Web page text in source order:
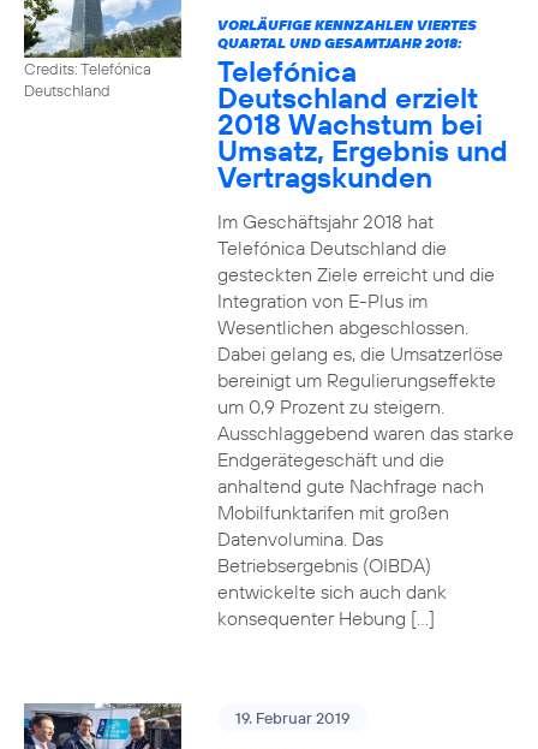
Credits: Telefónica
Deutschland
VORLÄUFIGE KENNZAHLEN VIERTES
QUARTAL UND GESAMTJAHR 2018:
Telefónica
Deutschland erzielt
2018 Wachstum bei
Umsatz, Ergebnis und
Vertragskunden
Im Geschäftsjahr 2018 hat
Telefónica Deutschland die
gesteckten Ziele erreicht und die
Integration von E-Plus im
Wesentlichen abgeschlossen.
Dabei gelang es, die Umsatzerlöse
bereinigt um Regulierungseffekte
um 0,9 Prozent zu steigern.
Ausschlaggebend waren das starke
Endgerätegeschäft und die
anhaltend gute Nachfrage nach
Mobilfunktarifen mit großen
Datenvolumina. Das
Betriebsergebnis (OIBDA)
entwickelte sich auch dank
konsequenter Hebung […]
19. Februar 2019